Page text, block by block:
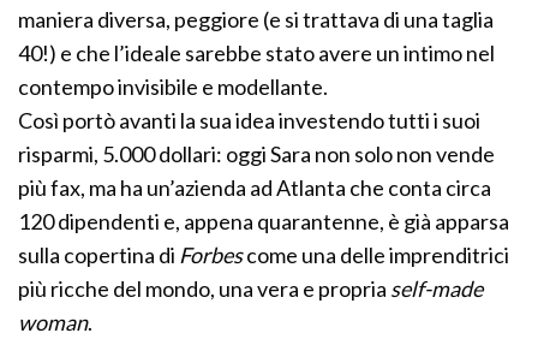
maniera diversa, peggiore (e si trattava di una taglia
40!) e che l’ideale sarebbe stato avere un intimo nel
contempo invisibile e modellante.
Così portò avanti la sua idea investendo tutti i suoi
risparmi, 5.000 dollari: oggi Sara non solo non vende
più fax, ma ha un’azienda ad Atlanta che conta circa
120 dipendenti e, appena quarantenne, è già apparsa
sulla copertina di Forbescome una delle imprenditrici
più ricche del mondo, una vera e propria self-made
woman.